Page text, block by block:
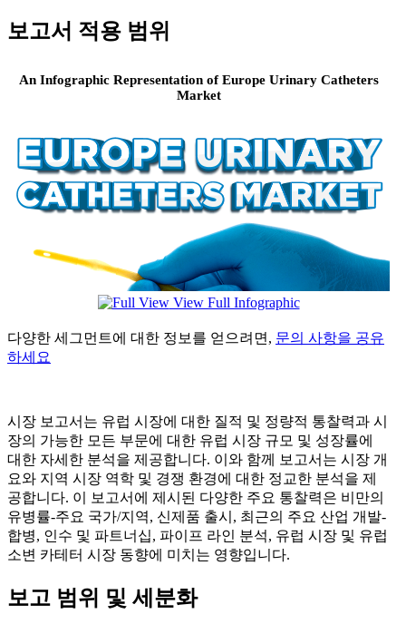
보고서 적용 범위
An Infographic Representation of Europe Urinary Catheters
Market
View Full Infographic
다양한 세그먼트에 대한 정보를 얻으려면, 문의 사항을 공유
하세요
시장 보고서는 유럽 시장에 대한 질적 및 정량적 통찰력과 시
장의 가능한 모든 부문에 대한 유럽 시장 규모 및 성장률에
대한 자세한 분석을 제공합니다. 이와 함께 보고서는 시장 개
요와 지역 시장 역학 및 경쟁 환경에 대한 정교한 분석을 제
공합니다. 이 보고서에 제시된 다양한 주요 통찰력은 비만의
유병률-주요 국가/지역, 신제품 출시, 최근의 주요 산업 개발-
합병, 인수 및 파트너십, 파이프 라인 분석, 유럽 시장 및 유럽
소변 카테터 시장 동향에 미치는 영향입니다.
보고 범위 및 세분화